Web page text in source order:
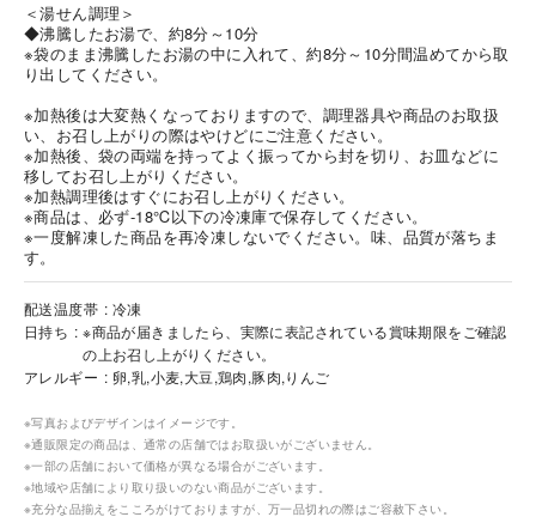
＜湯せん調理＞
◆沸騰したお湯で、約8分～10分
※袋のまま沸騰したお湯の中に入れて、約8分～10分間温めてから取
り出してください。
※加熱後は大変熱くなっておりますので、調理器具や商品のお取扱
い、お召し上がりの際はやけどにご注意ください。
※加熱後、袋の両端を持ってよく振ってから封を切り、お皿などに
移してお召し上がりください。
※加熱調理後はすぐにお召し上がりください。
※商品は、必ず-18℃以下の冷凍庫で保存してください。
※一度解凍した商品を再冷凍しないでください。味、品質が落ちま
す。
配送温度帯
冷凍
日持ち
※商品が届きましたら、実際に表記されている賞味期限をご確認
の上お召し上がりください。
アレルギー
卵,乳,小麦,大豆,鶏肉,豚肉,りんご
※写真およびデザインはイメージです。
※通販限定の商品は、通常の店舗ではお取扱いがございません。
※一部の店舗において価格が異なる場合がございます。
※地域や店舗により取り扱いのない商品がございます。
※充分な品揃えをこころがけておりますが、万一品切れの際はご容赦下さい。
岳や末広がりを意味す
つ時」という意味を込
雄大な八ヶ岳山麓の自
る、こだわりのスイー
さい。
Indonesia
Singapore
Malaysia
Hong Kong
Vietnam